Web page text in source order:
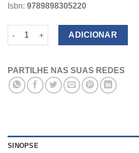
Isbn: 9789898305220
Quantidade de Da Prova Penal Tomo VI
ADICIONAR
PARTILHE NAS SUAS REDES
SINOPSE